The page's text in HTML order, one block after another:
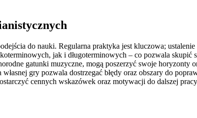
do nauki. Regularna praktyka jest kluczowa;
jak i długoterminowych – co pozwala skupić
gatunki muzyczne, mogą poszerzyć swoje horyzonty
gry pozwala dostrzegać błędy oraz obszary do
cennych wskazówek oraz motywacji do dalszej